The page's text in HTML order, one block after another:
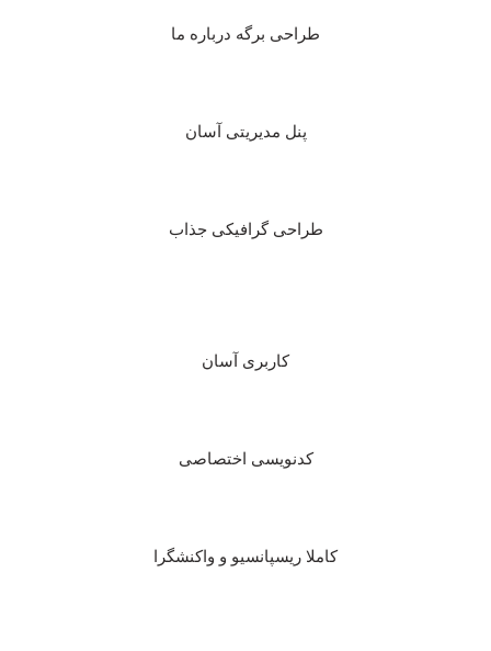
طراحی برگه درباره ما
پنل مدیریتی آسان
طراحی گرافیکی جذاب
کاربری آسان
کدنویسی اختصاصی
کاملا ریسپانسیو و واکنشگرا